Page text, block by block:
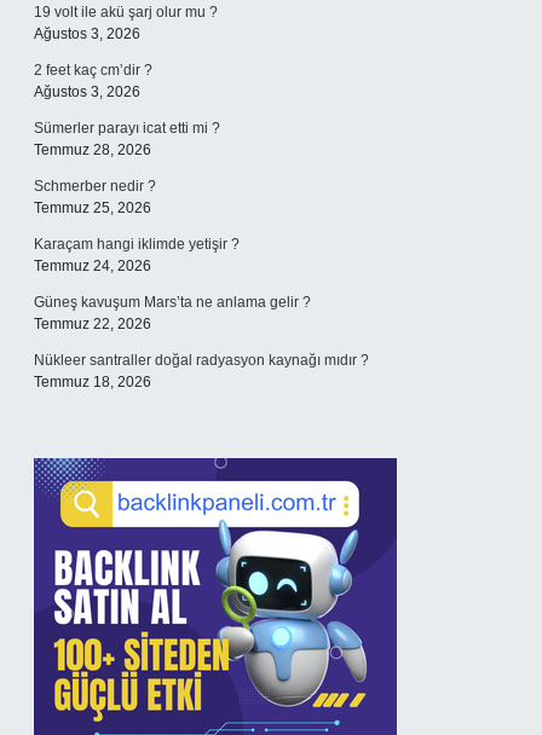
19 volt ile akü şarj olur mu ?
Ağustos 3, 2026
2 feet kaç cm’dir ?
Ağustos 3, 2026
Sümerler parayı icat etti mi ?
Temmuz 28, 2026
Schmerber nedir ?
Temmuz 25, 2026
Karaçam hangi iklimde yetişir ?
Temmuz 24, 2026
Güneş kavuşum Mars’ta ne anlama gelir ?
Temmuz 22, 2026
Nükleer santraller doğal radyasyon kaynağı mıdır ?
Temmuz 18, 2026